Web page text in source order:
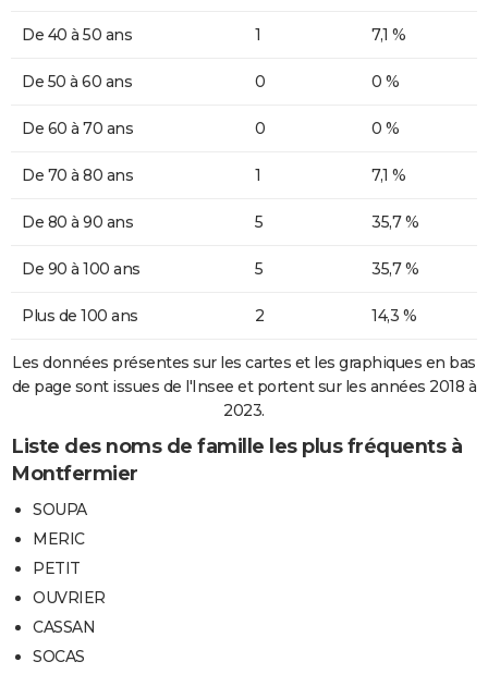
De 40 à 50 ans 1 7,1 %
De 50 à 60 ans 0 0 %
De 60 à 70 ans 0 0 %
De 70 à 80 ans 1 7,1 %
De 80 à 90 ans 5 35,7 %
De 90 à 100 ans 5 35,7 %
Plus de 100 ans 2 14,3 %
Les données présentes sur les cartes et les graphiques en bas
de page sont issues de l'Insee et portent sur les années 2018 à
2023.
Liste des noms de famille les plus fréquents à
Montfermier
SOUPA
MERIC
PETIT
OUVRIER
CASSAN
SOCAS